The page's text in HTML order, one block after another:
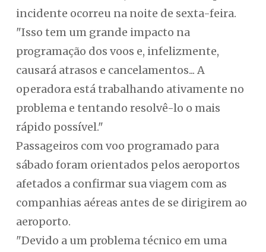
incidente ocorreu na noite de sexta-feira.
"Isso tem um grande impacto na
programação dos voos e, infelizmente,
causará atrasos e cancelamentos... A
operadora está trabalhando ativamente no
problema e tentando resolvê-lo o mais
rápido possível."
Passageiros com voo programado para
sábado foram orientados pelos aeroportos
afetados a confirmar sua viagem com as
companhias aéreas antes de se dirigirem ao
aeroporto.
"Devido a um problema técnico em uma